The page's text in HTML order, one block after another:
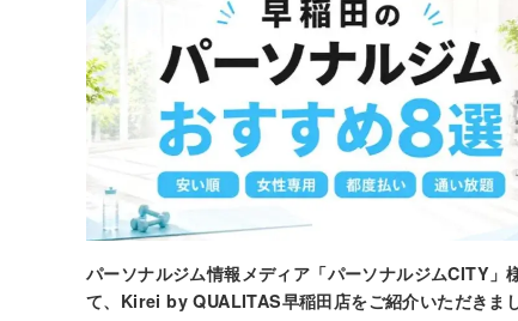
パーソナルジム情報メディア「パーソナルジムCITY」
て、Kirei by QUALITAS早稲田店をご紹介いただきま